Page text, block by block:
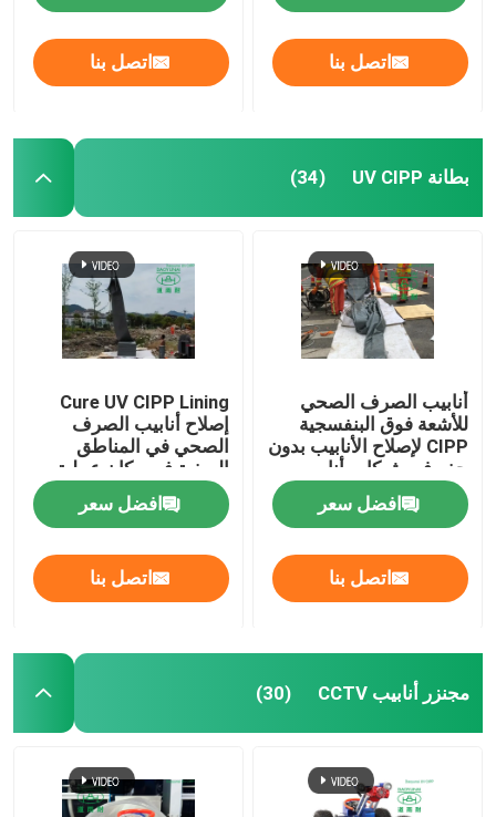
اتصل بنا اتصل بنا
بطانة UV CIPP (34)
أنابيب الصرف الصحي
للأشعة فوق البنفسجية
CIPP لإصلاح الأنابيب بدون
حفر في شبكات أنابيب
مياه الأمطار
افضل سعر
اتصل بنا
Cure UV CIPP Lining
إصلاح أنابيب الصرف
الصحي في المناطق
الريفية في مكان عملية
بطانة الأنابيب
افضل سعر
اتصل بنا
مجنزر أنابيب CCTV (30)